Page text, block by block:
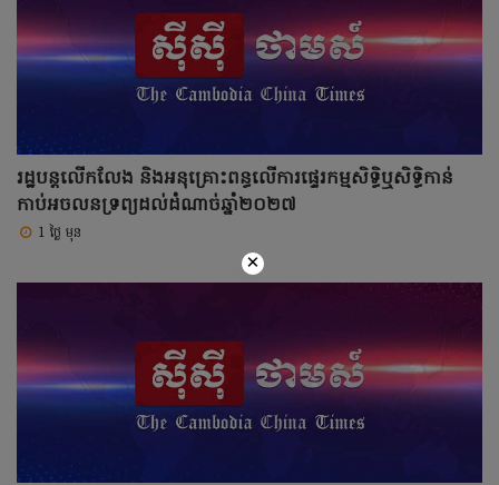
រដ្ឋបន្តលើកលែង និងអនុគ្រោះពន្ធលើការផ្ទេរកម្មសិទ្ធិឬសិទ្ធិកាន់
កាប់អចលនទ្រព្យដល់ដំណាច់ឆ្នាំ២០២៧
1 ថ្ងៃ មុន
×